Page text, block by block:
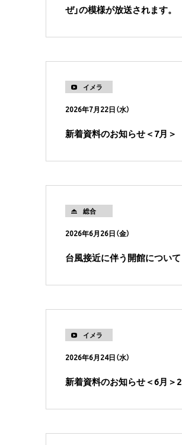
ぜ」の模様が放送されます。
イメラ
2026年7月22日（水）
新着資料のお知らせ＜7月＞
総合
2026年6月26日（金）
台風接近に伴う開館について
イメラ
2026年6月24日（水）
新着資料のお知らせ＜6月＞2